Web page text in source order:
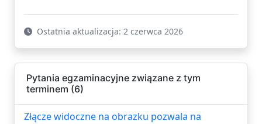
Ostatnia aktualizacja: 2 czerwca 2026
Pytania egzaminacyjne związane z tym
terminem (6)
Złącze widoczne na obrazku pozwala na